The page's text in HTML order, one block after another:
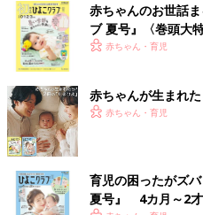
赤ちゃんのお世話
ブ 夏号』〈巻頭大
く！ おっぱい・ミ
赤ちゃん・育児
赤ちゃんが生まれ
赤ちゃん・育児
育児の困ったがズ
夏号』 4カ月～2才